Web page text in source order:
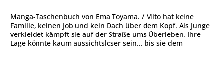
Manga-Taschenbuch von Ema Toyama. / Mito hat keine
Familie, keinen Job und kein Dach über dem Kopf. Als Junge
verkleidet kämpft sie auf der Straße ums Überleben. Ihre
Lage könnte kaum aussichtsloser sein... bis sie dem